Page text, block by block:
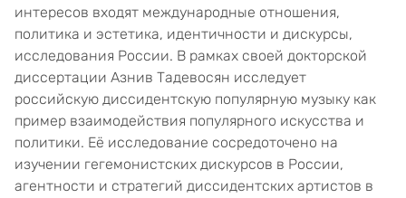
интересов входят международные отношения,
политика и эстетика, идентичности и дискурсы,
исследования России. В рамках своей докторской
диссертации Азнив Тадевосян исследует
российскую диссидентскую популярную музыку как
пример взаимодействия популярного искусства и
политики. Её исследование сосредоточено на
изучении гегемонистских дискурсов в России,
агентности и стратегий диссидентских артистов в